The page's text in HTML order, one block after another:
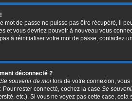
mot de passe ne puisse pas être récupéré, il
et vous devriez pouvoir à nouveau vous
à réinitialiser votre mot de passe, contactez
déconnecté ?
Se souvenir de moi lors de votre connexion,
rester connecté, cochez la case Se
etc.). Si vous ne voyez pas cette case,